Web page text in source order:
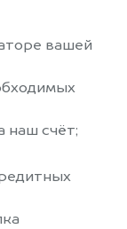
вашей
наш счёт;